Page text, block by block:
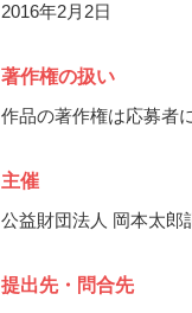
2016年2月2日
著作権の扱い
作品の著作権は応募者
主催
公益財団法人 岡本太郎
提出先・問合先